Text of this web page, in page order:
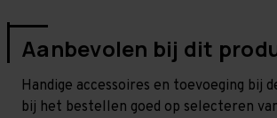
Aanbevolen bij dit
Handige accessoires en toevoeging bij
bij het bestellen goed op selecteren